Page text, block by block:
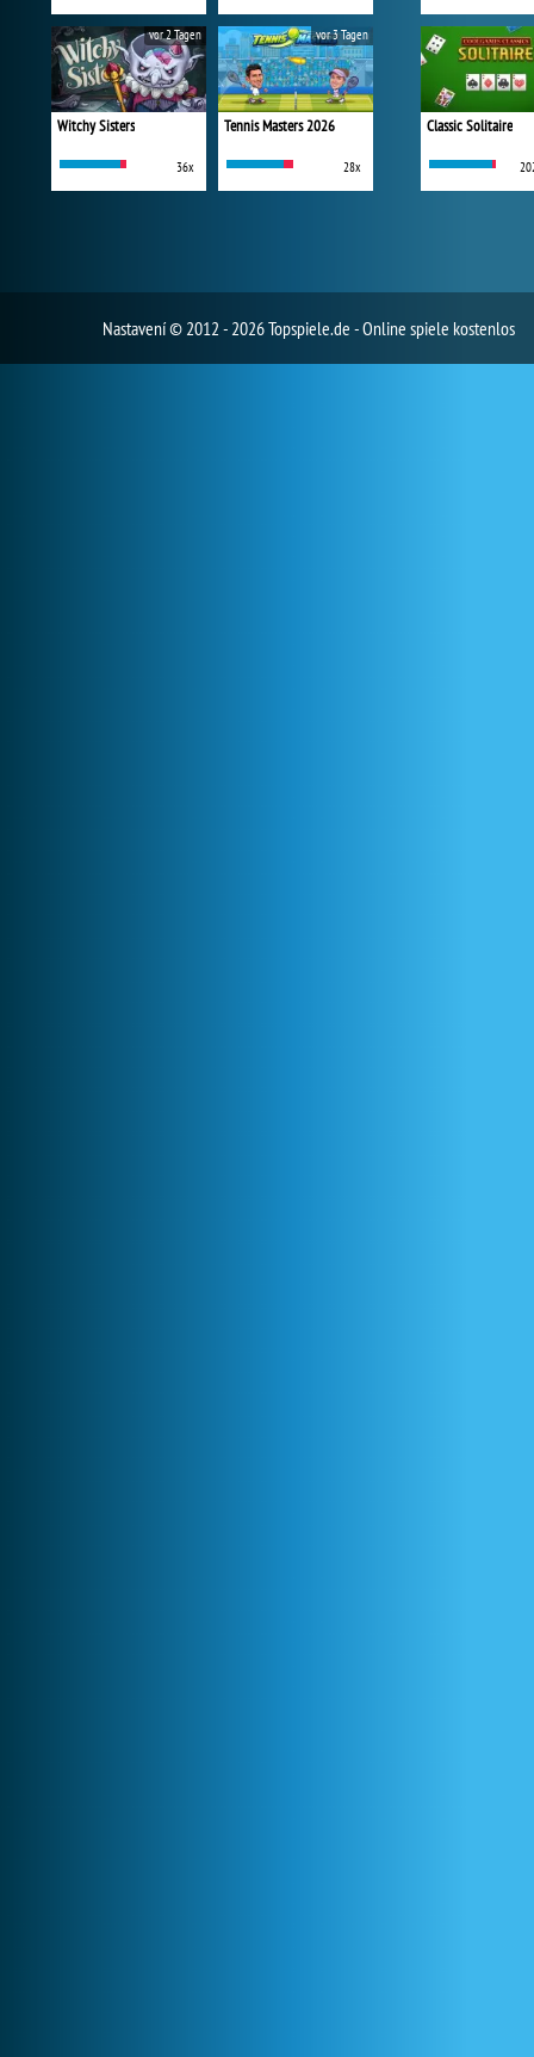
Witchy Sisters
36x
vor 2 Tagen
Tennis Masters 2026
28x
vor 3 Tagen
Classic Solitaire
Nastavení© 2012 - 2026 Topspiele.de - Online spiele kostenlos